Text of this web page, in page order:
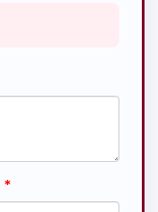
*